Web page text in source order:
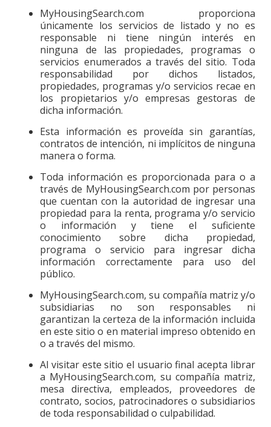
MyHousingSearch.com proporciona
únicamente los servicios de listado y no es
responsable ni tiene ningún interés en
ninguna de las propiedades, programas o
servicios enumerados a través del sitio. Toda
responsabilidad por dichos listados,
propiedades, programas y/o servicios recae en
los propietarios y/o empresas gestoras de
dicha información.
Esta información es proveída sin garantías,
contratos de intención, ni implícitos de ninguna
manera o forma.
Toda información es proporcionada para o a
través de MyHousingSearch.com por personas
que cuentan con la autoridad de ingresar una
propiedad para la renta, programa y/o servicio
o información y tiene el suficiente
conocimiento sobre dicha propiedad,
programa o servicio para ingresar dicha
información correctamente para uso del
público.
MyHousingSearch.com, su compañía matriz y/o
subsidiarias no son responsables ni
garantizan la certeza de la información incluida
en este sitio o en material impreso obtenido en
o a través del mismo.
Al visitar este sitio el usuario final acepta librar
a MyHousingSearch.com, su compañía matriz,
mesa directiva, empleados, proveedores de
contrato, socios, patrocinadores o subsidiarios
de toda responsabilidad o culpabilidad.